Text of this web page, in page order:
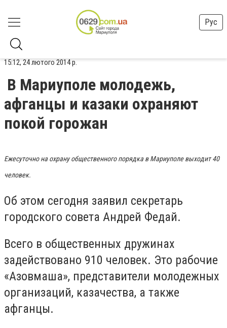
Рус
15:12, 24 лютого 2014 р.
В Мариуполе молодежь,
афганцы и казаки охраняют
покой горожан
Ежесуточно на охрану общественного порядка в Мариуполе выходит 40
человек.
Об этом сегодня заявил секретарь
городского совета Андрей Федай.
Всего в общественных дружинах
задействовано 910 человек. Это рабочие
«Азовмаша», представители молодежных
организаций, казачества, а также
афганцы.